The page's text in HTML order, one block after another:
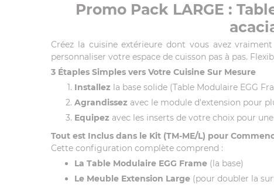
Promo Pack LARGE :
Créez la cuisine extérieure dont vous avez
personnaliser votre espace de cuisson pas à pas.
3 Étaples Simples vers Votre Cuisine Sur Mesure
Installez la base solide (Table Modulaire EGG
Agrandissez avec le module d'extension pour
Equipez avec les inserts de votre choix pour
Tout est Inclus dans le Kit (TM-ME/L) pour
Cette configuration complète comprend :
La Table Modulaire EGG Frame (la base)
Le Meuble Extension Large (pour doubler la